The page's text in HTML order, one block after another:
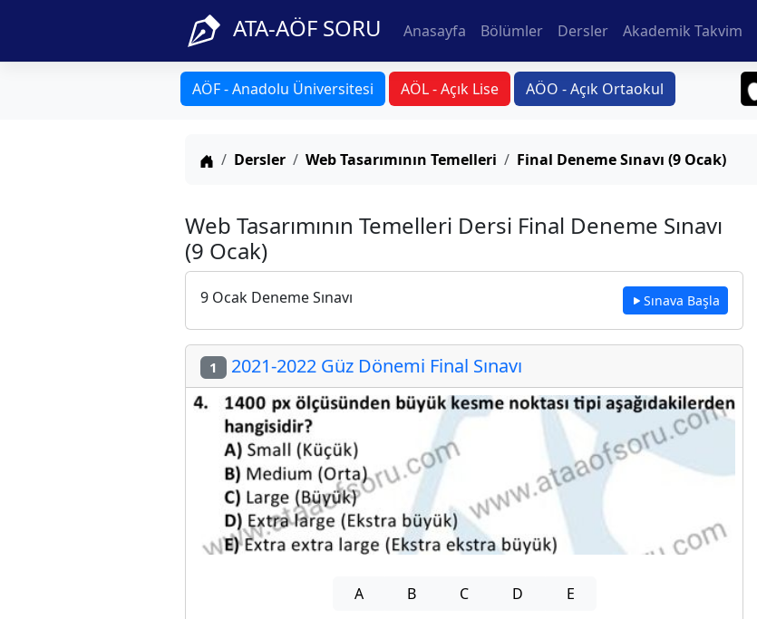
ATA-AÖF SORU Anasayfa Bölümler Dersler Akademik Takvim
AÖF - Anadolu Üniversitesi AÖL - Açık Lise AÖO - Açık Ortaokul
Anasayfa
Dersler Web Tasarımının Temelleri Final Deneme Sınavı (9 Ocak)
Web Tasarımının Temelleri Dersi Final Deneme Sınavı
(9 Ocak)
9 Ocak Deneme Sınavı Sınava Başla
1 2021-2022 Güz Dönemi Final Sınavı
A B C D E